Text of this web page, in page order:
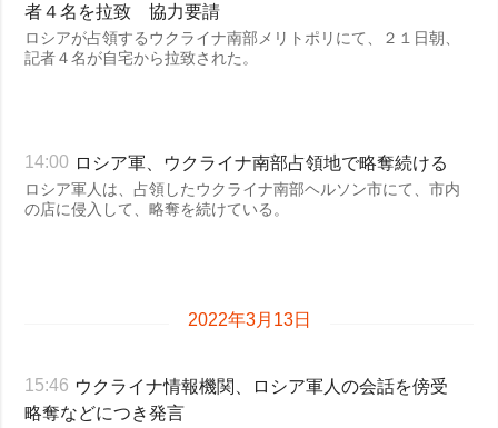
者４名を拉致 協力要請
ロシアが占領するウクライナ南部メリトポリにて、２１日朝、
記者４名が自宅から拉致された。
14:00 ロシア軍、ウクライナ南部占領地で略奪続ける
ロシア軍人は、占領したウクライナ南部ヘルソン市にて、市内
の店に侵入して、略奪を続けている。
2022年3月13日
15:46 ウクライナ情報機関、ロシア軍人の会話を傍受
略奪などにつき発言